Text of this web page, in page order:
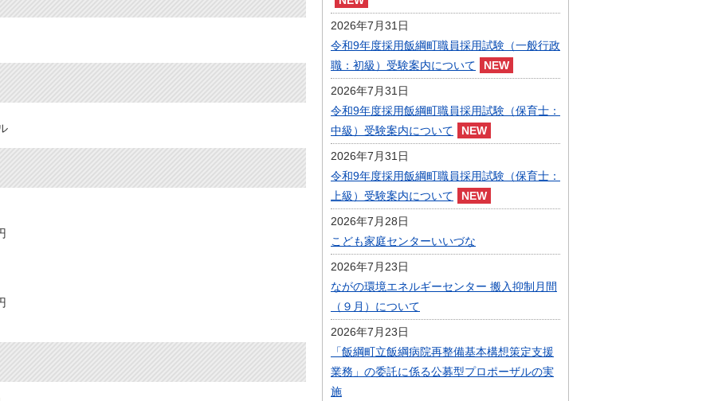
2026年7月31日
令和9年度採用飯綱町職員採用試験（一般行政
職：初級）受験案内について
2026年7月31日
令和9年度採用飯綱町職員採用試験（保育士：
中級）受験案内について
2026年7月31日
令和9年度採用飯綱町職員採用試験（保育士：
上級）受験案内について
2026年7月28日
こども家庭センターいいづな
2026年7月23日
ながの環境エネルギーセンター 搬入抑制月間
（９月）について
2026年7月23日
「飯綱町立飯綱病院再整備基本構想策定支援
業務」の委託に係る公募型プロポーザルの実
施